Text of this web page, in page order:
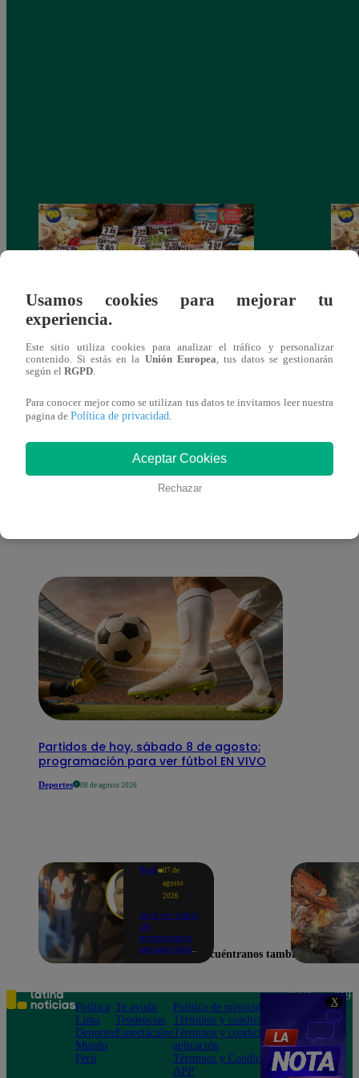
X
Mujeres al Mando – Viernes 25 de febrero
del 2022 – Programa completo
También te puede
interesar
Partidos de hoy, sábado 8 de agosto:
programación para ver fútbol EN VIVO
Deportes 08 de agosto 2026
Perú 07 de
agosto
2026
Giro en caso
de
empresario
secuestrado
cuentas
Usamos cookies para mejorar tu
experiencia.
Este sitio utiliza cookies para analizar el tráfico y personalizar
contenido. Si estás en la Unión Europea , tus datos se gestionarán
según el RGPD
Para conocer mejor como se utilizan tus datos te invitamos leer nuestra
pagina de Política de privacidad
Aceptar Cookies
Rechazar
Encuéntranos también en
Política
Lima
Deportes
Mundo
Perú
Te ayudo
Tendencias
Espectáculos
Política de privacidad
Términos y condiciones
Términos y condiciones
aplicación
Términos y Condiciones
APP
Teléfono: 219
Av. San
Felipe 968
Jesús María